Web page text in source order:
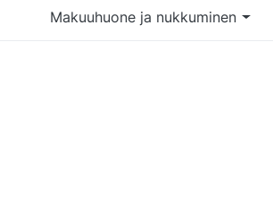
Makuuhuone ja nukkuminen